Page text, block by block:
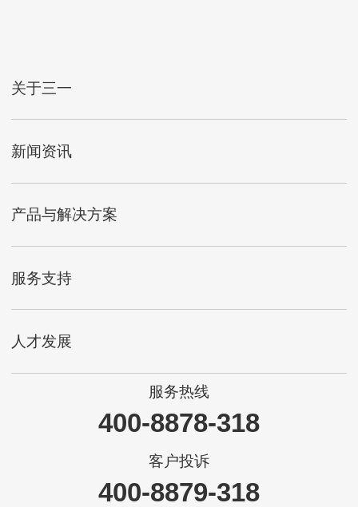
关于三一
新闻资讯
产品与解决方案
服务支持
人才发展
服务热线
400-8878-318
客户投诉
400-8879-318